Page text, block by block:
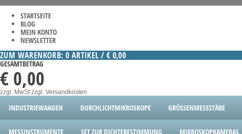
STARTSEITE
BLOG
MEIN KONTO
NEWSLETTER
ZUM WARENKORB: 0 ARTIKEL / € 0,00
GESAMTBETRAG
€ 0,00
zzgl. MwStzzgl. Versandkosten
INDUSTRIEWAAGEN DURCHLICHTMIKROSKOPE GRÖSSENMESSSTÄBE
MESSINSTRUMENTE SET ZUR DICHTEBESTIMMUNG MIKROSKOPKAMERAS